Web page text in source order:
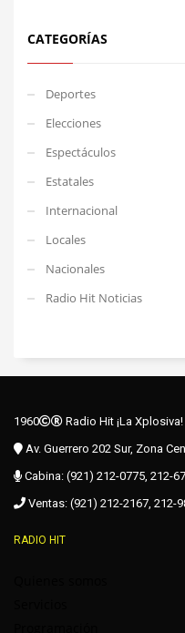
CATEGORÍAS
Deportes
Elecciones
Espectáculos
Estatales
Internacional
Locales
Nacionales
Radio Hit Noticias
1960
Radio Hit ¡La Xplosiva!
Av. Guerrero 202 Sur, Zona
Cabina: (921) 212-0775, 212-
Ventas: (921) 212-2167, 212-
RADIO HIT